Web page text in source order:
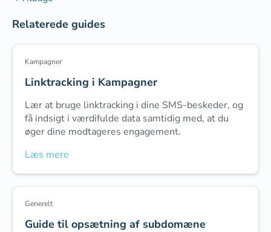
Relaterede guides
Kampagner
Linktracking i Kampagner
Lær at bruge linktracking i dine SMS-beskeder, og
få indsigt i værdifulde data samtidig med, at du
øger dine modtageres engagement.
Læs mere
Generelt
Guide til opsætning af subdomæne